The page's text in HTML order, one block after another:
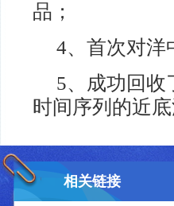
品；
4、首次对
5、成功回收
时间序列的近
相关链接